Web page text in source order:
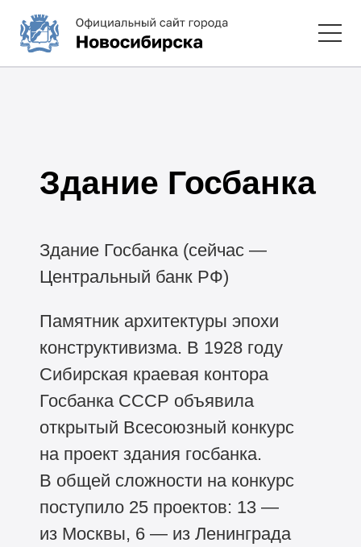
Здание Госбанка
Здание Госбанка (сейчас —
Центральный банк РФ)
Памятник архитектуры эпохи
конструктивизма. В 1928 году
Сибирская краевая контора
Госбанка СССР объявила
открытый Всесоюзный конкурс
на проект здания госбанка.
В общей сложности на конкурс
поступило 25 проектов: 13 —
из Москвы, 6 — из Ленинграда